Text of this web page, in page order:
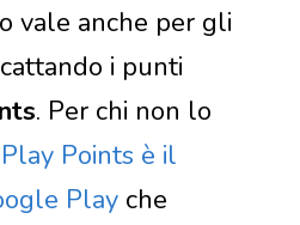
vale anche per gli
i punti
. Per chi non lo
Points è il
Play che